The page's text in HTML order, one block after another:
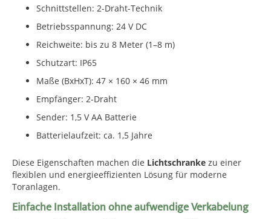
Schnittstellen: 2-Draht-Technik
Betriebsspannung: 24 V DC
Reichweite: bis zu 8 Meter (1–8 m)
Schutzart: IP65
Maße (BxHxT): 47 × 160 × 46 mm
Empfänger: 2-Draht
Sender: 1,5 V AA Batterie
Batterielaufzeit: ca. 1,5 Jahre
Diese Eigenschaften machen die Lichtschranke zu einer
flexiblen und energieeffizienten Lösung für moderne
Toranlagen.
Einfache Installation ohne aufwendige Verkabelung